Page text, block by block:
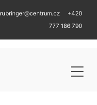
rubringer@centrum.cz
+420
777 186 790